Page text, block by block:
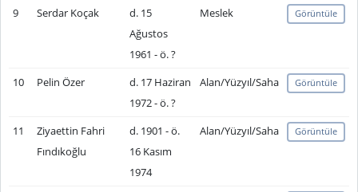
9 Serdar Koçak
d. 15
Ağustos
1961 - ö. ?
Meslek Görüntüle
10 Pelin Özer
d. 17 Haziran
1972 - ö. ?
Alan/Yüzyıl/Saha Görüntüle
11
Ziyaettin Fahri
Fındıkoğlu
d. 1901 - ö.
16 Kasım
1974
Alan/Yüzyıl/Saha Görüntüle